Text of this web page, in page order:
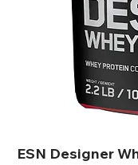
ESN Designer